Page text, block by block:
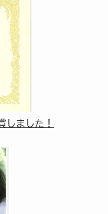
しました！